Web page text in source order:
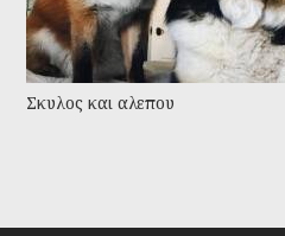
Σκυλος και αλεπου